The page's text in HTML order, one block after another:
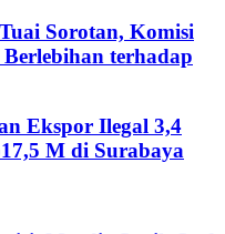
Sorotan, Komisi
terhadap
Ekspor Ilegal 3,4
M di Surabaya